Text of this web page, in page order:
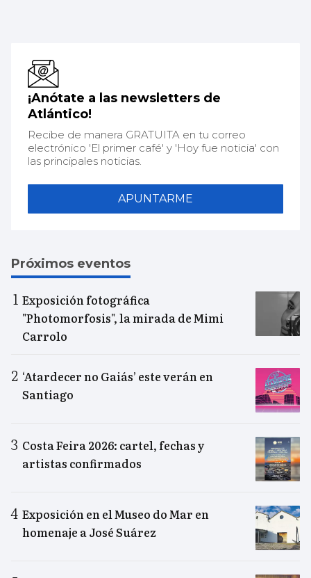
¡Anótate a las newsletters de
Atlántico!
Recibe de manera GRATUITA en tu correo
electrónico 'El primer café' y 'Hoy fue noticia' con
las principales noticias.
APUNTARME
Próximos eventos
Exposición fotográfica
"Photomorfosis", la mirada de Mimi
Carrolo
‘Atardecer no Gaiás’ este verán en
Santiago
Costa Feira 2026: cartel, fechas y
artistas confirmados
Exposición en el Museo do Mar en
homenaje a José Suárez